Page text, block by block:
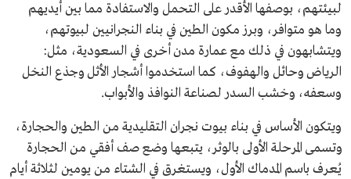
لبيئتهم، بوصفها الأقدر على التحمل والاستفادة مما بين أيديهم
وما هو متوافر، وبرز مكون الطين في بناء النجرانيين لبيوتهم،
ويتشابهون في ذلك مع عمارة مدن أخرى في السعودية، مثل:
الرياض وحائل والهفوف، كما استخدموا أشجار الأثل وجذع النخل
وسعفه، وخشب السدر لصناعة النوافذ والأبواب.
ويتكون الأساس في بناء بيوت نجران التقليدية من الطين والحجارة،
وتسمى المرحلة الأولى بالوثر، يتبعها وضع صف أفقي من الحجارة
يُعرف باسم المدماك الأول، ويستغرق في الشتاء من يومين لثلاثة أيام